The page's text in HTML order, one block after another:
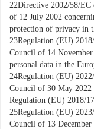
22Directive 2002/58/EC
of 12 July 2002
protection of privacy in
23Regulation (EU)
Council of 14
personal data in the
24Regulation (EU)
Council of 30 May 2022
Regulation (EU) 2018/
25Regulation (EU) 2023/
Council of 13 December